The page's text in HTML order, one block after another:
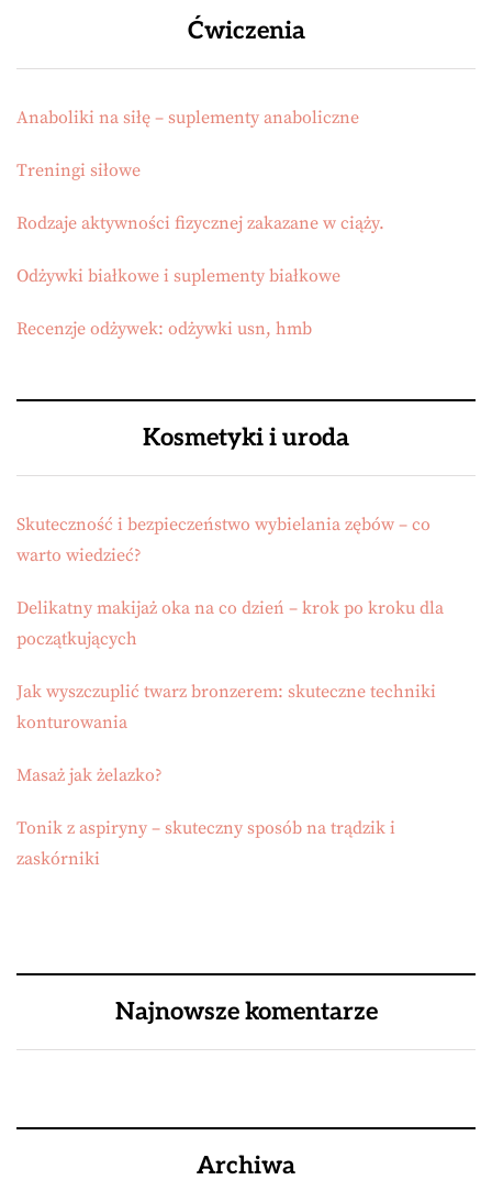
Ćwiczenia
Anaboliki na siłę – suplementy anaboliczne
Treningi siłowe
Rodzaje aktywności fizycznej zakazane w ciąży.
Odżywki białkowe i suplementy białkowe
Recenzje odżywek: odżywki usn, hmb
Kosmetyki i uroda
Skuteczność i bezpieczeństwo wybielania zębów – co
warto wiedzieć?
Delikatny makijaż oka na co dzień – krok po kroku dla
początkujących
Jak wyszczuplić twarz bronzerem: skuteczne techniki
konturowania
Masaż jak żelazko?
Tonik z aspiryny – skuteczny sposób na trądzik i
zaskórniki
Najnowsze komentarze
Archiwa